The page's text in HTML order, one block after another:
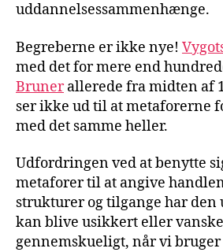
uddannelsessammenhænge.
Begreberne er ikke nye!
med det for mere end
Brunerallerede fra midten af
ser ikke ud til at metaforerne
med det samme heller.
Udfordringen ved at benytte
metaforer til at angive
strukturer og tilgange har den
kan blive usikkert eller
gennemskueligt, når vi